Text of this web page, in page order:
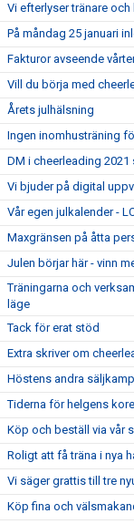
Vi efterlyser tränare
På måndag 25 januari
Fakturor avseende
Vill du börja med
Årets julhälsning
Ingen inomhusträning
DM i cheerleading 2021
Vi bjuder på digital
Vår egen julkalender -
Maxgränsen på åtta
Julen börjar här - vinn
Träningarna och
läge
Tack för erat stöd
Extra skriver om
Höstens andra
Tiderna för helgens
Köp och beställ via vår
Roligt att få träna i nya
Vi säger grattis till tre
Köp fina och